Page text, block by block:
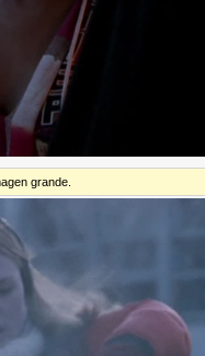
grande.